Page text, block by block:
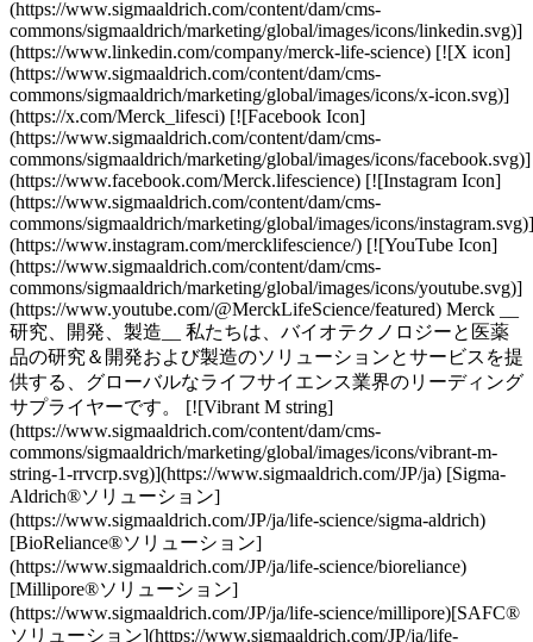
(https://www.sigmaaldrich.com/content/dam/cms-
commons/sigmaaldrich/marketing/global/images/icons/linkedin.svg)]
(https://www.linkedin.com/company/merck-life-science) [![X icon]
(https://www.sigmaaldrich.com/content/dam/cms-
commons/sigmaaldrich/marketing/global/images/icons/x-icon.svg)]
(https://x.com/Merck_lifesci) [![Facebook Icon]
(https://www.sigmaaldrich.com/content/dam/cms-
commons/sigmaaldrich/marketing/global/images/icons/facebook.svg)]
(https://www.facebook.com/Merck.lifescience) [![Instagram Icon]
(https://www.sigmaaldrich.com/content/dam/cms-
commons/sigmaaldrich/marketing/global/images/icons/instagram.svg)]
(https://www.instagram.com/mercklifescience/) [![YouTube Icon]
(https://www.sigmaaldrich.com/content/dam/cms-
commons/sigmaaldrich/marketing/global/images/icons/youtube.svg)]
(https://www.youtube.com/@MerckLifeScience/featured) Merck __
研究、開発、製造__ 私たちは、バイオテクノロジーと医薬
品の研究＆開発および製造のソリューションとサービスを提
供する、グローバルなライフサイエンス業界のリーディング
サプライヤーです。 [![Vibrant M string]
(https://www.sigmaaldrich.com/content/dam/cms-
commons/sigmaaldrich/marketing/global/images/icons/vibrant-m-
string-1-rrvcrp.svg)](https://www.sigmaaldrich.com/JP/ja) [Sigma-
Aldrich®ソリューション]
(https://www.sigmaaldrich.com/JP/ja/life-science/sigma-aldrich)
[BioReliance®ソリューション]
(https://www.sigmaaldrich.com/JP/ja/life-science/bioreliance)
[Millipore®ソリューション]
(https://www.sigmaaldrich.com/JP/ja/life-science/millipore)[SAFC®
ソリューション](https://www.sigmaaldrich.com/JP/ja/life-